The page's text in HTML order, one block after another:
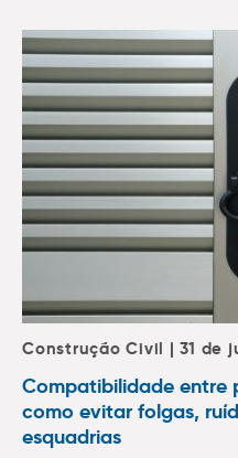
Construção Civil | 31 de
Compatibilidade entre
como evitar folgas,
esquadrias